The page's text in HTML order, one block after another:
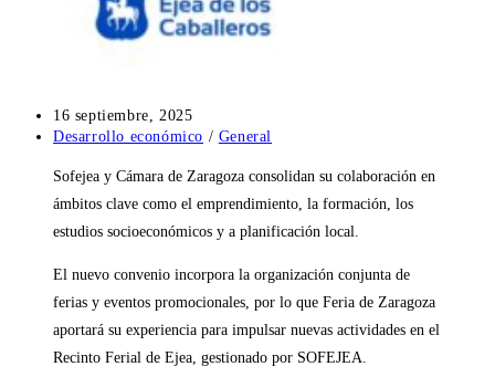
Publicación
de
entrada:
16 septiembre, 2025
Categoría
la
entrada:
Desarrollo económico / General
Sofejea y Cámara de Zaragoza consolidan su colaboración en
ámbitos clave como el emprendimiento, la formación, los
estudios socioeconómicos y a planificación local.
El nuevo convenio incorpora la organización conjunta de
ferias y eventos promocionales, por lo que Feria de Zaragoza
aportará su experiencia para impulsar nuevas actividades en el
Recinto Ferial de Ejea, gestionado por SOFEJEA.